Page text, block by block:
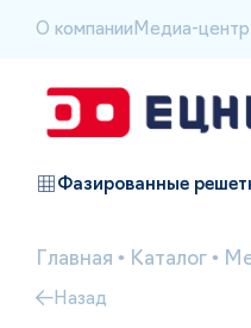
О компании Медиа-центр
Фазированные
Главная • Каталог •
Назад